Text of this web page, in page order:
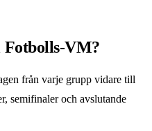
VM?
från varje grupp vidare till
semifinaler och avslutande